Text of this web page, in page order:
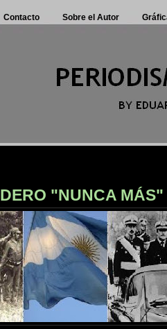
Contacto Sobre el Autor
"NUNCA MÁS"